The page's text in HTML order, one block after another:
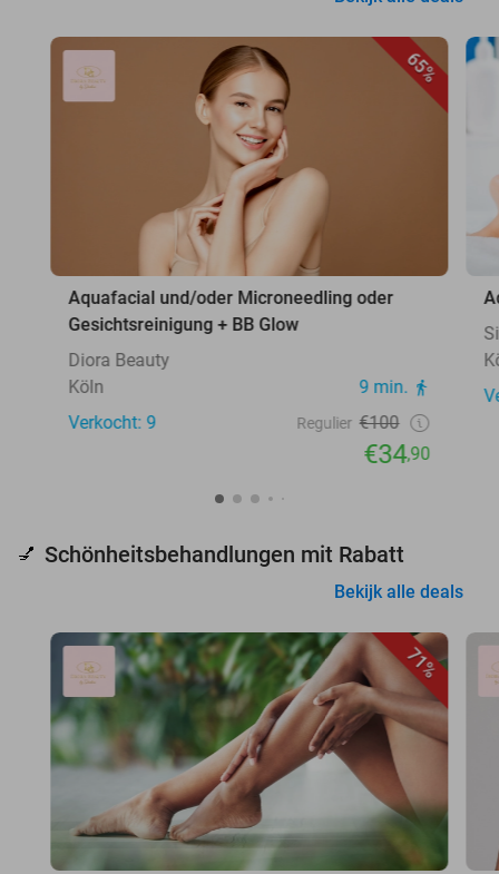
65%
Aquafacial und/oder Microneedling oder
Gesichtsreinigung + BB Glow
Diora Beauty
Köln
9 min.
Verkocht: 9
Regulier €100
€34,90
💅 Schönheitsbehandlungen mit Rabatt
Bekijk alle deals
71%